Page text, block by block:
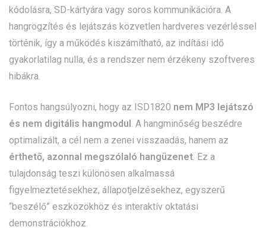
kódolásra, SD-kártyára vagy soros kommunikációra. A
hangrögzítés és lejátszás közvetlen hardveres vezérléssel
történik, így a működés kiszámítható, az indítási idő
gyakorlatilag nulla, és a rendszer nem érzékeny szoftveres
hibákra.
Fontos hangsúlyozni, hogy az ISD1820 nem MP3 lejátszó
és nem digitális hangmodul . A hangminőség beszédre
optimalizált, a cél nem a zenei visszaadás, hanem az
érthető, azonnal megszólaló hangüzenet . Ez a
tulajdonság teszi különösen alkalmassá
figyelmeztetésekhez, állapotjelzésekhez, egyszerű
“beszélő” eszközökhöz és interaktív oktatási
demonstrációkhoz.